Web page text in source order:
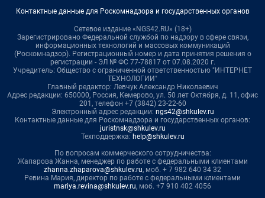
Контактные данные для Роскомнадзора и государственных органов
Сетевое издание «NGS42.RU» (18+)
Зарегистрировано Федеральной службой по надзору в сфере связи,
информационных технологий и массовых коммуникаций
(Роскомнадзор). Регистрационный номер и дата принятия решения о
регистрации - ЭЛ № ФС 77-78817 от 07.08.2020 г.
Учредитель: Общество с ограниченной ответственностью "ИНТЕРНЕТ
ТЕХНОЛОГИИ"
Главный редактор: Левчук Александр Николаевич
Адрес редакции: 650000, Россия, Кемерово, ул. 50 лет Октября, д. 11, офис
201, телефон +7 (3842) 23-22-60
Электронный адрес редакции: ngs42@shkulev.ru
Контактные данные для Роскомнадзора и государственных органов:
juristnsk@shkulev.ru
Техподдержка: help@shkulev.ru
По вопросам коммерческого сотрудничества:
Жапарова Жанна, менеджер по работе с федеральными клиентами
zhanna.zhaparova@shkulev.ru, моб. + 7 982 640 34 32
Ревина Мария, директор по работе с федеральными клиентами
mariya.revina@shkulev.ru, моб. +7 910 402 4056